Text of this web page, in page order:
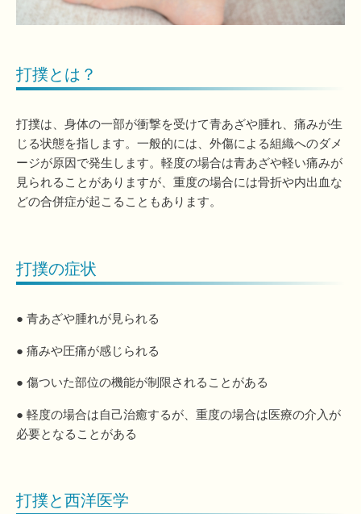
打撲とは？
打撲は、身体の一部が衝撃を受けて青あざや腫れ、痛みが生
じる状態を指します。一般的には、外傷による組織へのダメ
ージが原因で発生します。軽度の場合は青あざや軽い痛みが
見られることがありますが、重度の場合には骨折や内出血な
どの合併症が起こることもあります。
打撲の症状
● 青あざや腫れが見られる
● 痛みや圧痛が感じられる
● 傷ついた部位の機能が制限されることがある
● 軽度の場合は自己治癒するが、重度の場合は医療の介入が
必要となることがある
打撲と西洋医学